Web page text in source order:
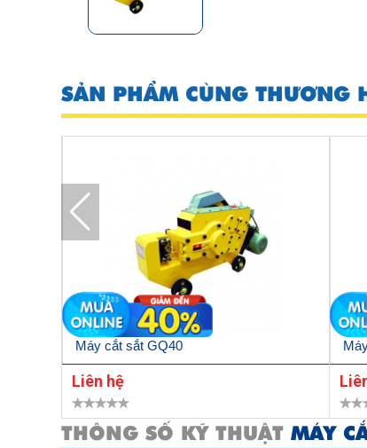
SẢN PHẨM CÙNG THƯƠNG
Máy cắt sắt GQ40
Liên hệ
THÔNG SỐ KỸ THUẬT MÁY